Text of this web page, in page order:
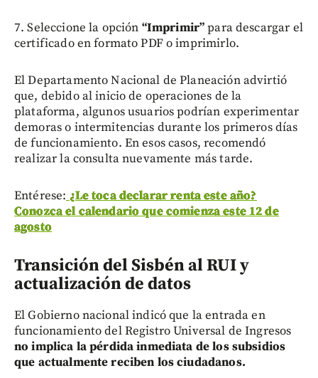
7. Seleccione la opción “Imprimir”para descargar el
certificado en formato PDF o imprimirlo.
El Departamento Nacional de Planeación advirtió
que, debido al inicio de operaciones de la
plataforma, algunos usuarios podrían experimentar
demoras o intermitencias durante los primeros días
de funcionamiento. En esos casos, recomendó
realizar la consulta nuevamente más tarde.
Entérese: ¿Le toca declarar renta este año?
Conozca el calendario que comienza este 12 de
agosto
Transición del Sisbén al RUI y
actualización de datos
El Gobierno nacional indicó que la entrada en
funcionamiento del Registro Universal de Ingresos
no implica la pérdida inmediata de los subsidios
que actualmente reciben los ciudadanos.